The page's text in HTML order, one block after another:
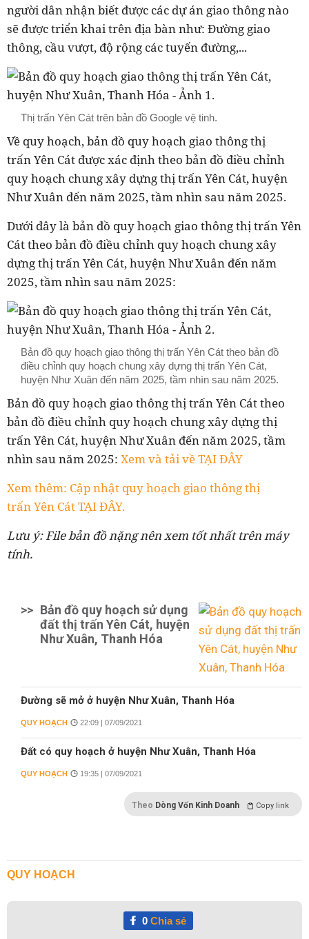
người dân nhận biết được các dự án giao thông nào
sẽ được triển khai trên địa bàn như: Đường giao
thông, cầu vượt, độ rộng các tuyến đường,...
Thị trấn Yên Cát trên bản đồ Google vệ tinh.
Về quy hoạch, bản đồ quy hoạch giao thôngthị
trấnYên Cát được xác định theo bản đồ điều chỉnh
quy hoạch chung xây dựng thị trấn Yên Cát, huyện
Như Xuân đến năm 2025, tầm nhìn sau năm 2025.
Dưới đây là bản đồ quy hoạch giao thôngthị trấnYên
Cáttheo bản đồ điều chỉnh quy hoạch chung xây
dựng thị trấn Yên Cát, huyện Như Xuân đến năm
2025, tầm nhìn sau năm 2025:
Bản đồ quy hoạch giao thông thị trấn Yên Cát theo bản đồ
điều chỉnh quy hoạch chung xây dựng thị trấn Yên Cát,
huyện Như Xuân đến năm 2025, tầm nhìn sau năm 2025.
Bản đồ quy hoạch giao thôngthị trấnYên Cáttheo
bản đồ điều chỉnh quy hoạch chung xây dựng thị
trấn Yên Cát, huyện Như Xuân đến năm 2025, tầm
nhìn sau năm 2025: Xem và tải về TẠI ĐÂY
Xem thêm: Cập nhật quy hoạch giao thông thị
trấn Yên Cát TẠI ĐÂY.
Lưu ý: File bản đồ nặng nên xem tốt nhất trên máy
tính.
>> Bản đồ quy hoạch sử dụng
đất thị trấn Yên Cát, huyện
Như Xuân, Thanh Hóa
Đường sẽ mở ở huyện Như Xuân, Thanh Hóa
QUY HOẠCH 22:09 | 07/09/2021
Đất có quy hoạch ở huyện Như Xuân, Thanh Hóa
QUY HOẠCH 19:35 | 07/09/2021
Theo Dòng Vốn Kinh Doanh Copy link
QUY HOẠCH
0Chia sẻ